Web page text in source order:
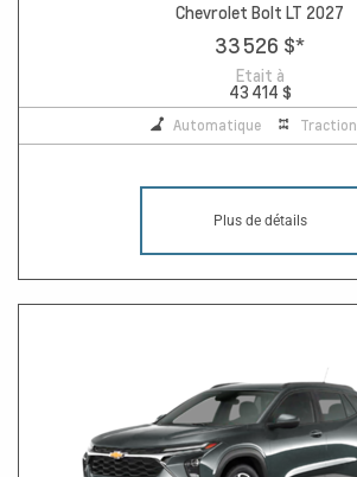
Chevrolet Bolt LT 2027
33 526 $*
Etait à
43 414 $
Automatique Traction
Plus de détails